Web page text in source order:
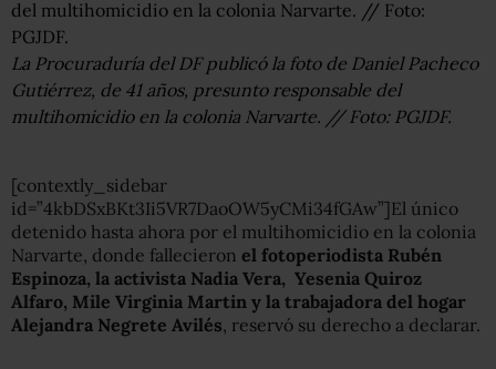
La Procuraduría del DF publicó la foto de Daniel Pacheco
Gutiérrez, de 41 años, presunto responsable del
multihomicidio en la colonia Narvarte. // Foto: PGJDF.
[contextly_sidebar
id=”4kbDSxBKt3Ii5VR7DaoOW5yCMi34fGAw”]El único
detenido hasta ahora por el multihomicidio en la colonia
Narvarte, donde fallecieron el fotoperiodista Rubén
Espinoza, la activista Nadia Vera, Yesenia Quiroz
Alfaro, Mile Virginia Martin y la trabajadora del hogar
Alejandra Negrete Avilés, reservó su derecho a declarar.